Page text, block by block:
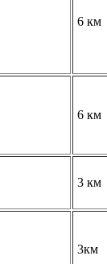
6 км
6 км
3 км
3км